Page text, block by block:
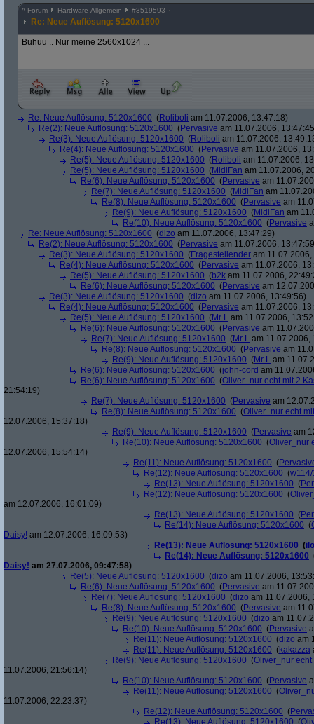
^ Forum Hardware-Allgemein #3519593
Re: Neue Auflösung: 5120x1600
Buhuu .. Nur meine 2560x1024 ...
Re: Neue Auflösung: 5120x1600 (Roliboli am 11.07.2006, 13:47:18)
Re(2): Neue Auflösung: 5120x1600 (Pervasive am 11.07.2006,
Re(3): Neue Auflösung: 5120x1600 (Roliboli am 11.07.2006,
Re(4): Neue Auflösung: 5120x1600 (Pervasive am 11.07.2006,
Re(5): Neue Auflösung: 5120x1600 (Roliboli am 11.07.2006,
Re(5): Neue Auflösung: 5120x1600 (MidiFan am 11.07.2006,
Re(6): Neue Auflösung: 5120x1600 (Pervasive am
Re(7): Neue Auflösung: 5120x1600 (MidiFan am
Re(8): Neue Auflösung: 5120x1600 (Pervasive am
Re(9): Neue Auflösung: 5120x1600 (MidiFan am
Re(10): Neue Auflösung: 5120x1600 (Pervasive
Re: Neue Auflösung: 5120x1600 (dizo am 11.07.2006, 13:47:29)
Re(2): Neue Auflösung: 5120x1600 (Pervasive am 11.07.2006,
Re(3): Neue Auflösung: 5120x1600 (Fragestellender am
Re(4): Neue Auflösung: 5120x1600 (Pervasive am 11.07.2006,
Re(5): Neue Auflösung: 5120x1600 (b2k am 11.07.2006,
Re(6): Neue Auflösung: 5120x1600 (Pervasive am
Re(3): Neue Auflösung: 5120x1600 (dizo am 11.07.2006, 13:49:56)
Re(4): Neue Auflösung: 5120x1600 (Pervasive am 11.07.2006,
Re(5): Neue Auflösung: 5120x1600 (Mr L am 11.07.2006,
Re(6): Neue Auflösung: 5120x1600 (Pervasive am
Re(7): Neue Auflösung: 5120x1600 (Mr L am 11.07.2006,
Re(8): Neue Auflösung: 5120x1600 (Pervasive am
Re(9): Neue Auflösung: 5120x1600 (Mr L am
Re(6): Neue Auflösung: 5120x1600 (john-cord am
Re(6): Neue Auflösung: 5120x1600 (Oliver_nur echt mit 2
21:54:19)
Re(7): Neue Auflösung: 5120x1600 (Pervasive am
Re(8): Neue Auflösung: 5120x1600 (Oliver_nur echt
12.07.2006, 15:37:18)
Re(9): Neue Auflösung: 5120x1600 (Pervasive am
Re(10): Neue Auflösung: 5120x1600 (Oliver_nur
12.07.2006, 15:54:14)
Re(11): Neue Auflösung: 5120x1600 (
Re(12): Neue Auflösung: 5120x1600 (
Re(13): Neue Auflösung: 5120x1600 (
Re(12): Neue Auflösung: 5120x1600 (
am 12.07.2006, 16:01:09)
Re(13): Neue Auflösung: 5120x1600 (
Re(14): Neue Auflösung: 5120x1600 (
Daisy! am 12.07.2006, 16:09:53)
Re(13): Neue Auflösung: 5120x1600 (
Re(14): Neue Auflösung: 5120x1600
Daisy! am 27.07.2006, 09:47:58)
Re(5): Neue Auflösung: 5120x1600 (dizo am 11.07.2006,
Re(6): Neue Auflösung: 5120x1600 (Pervasive am
Re(7): Neue Auflösung: 5120x1600 (dizo am 11.07.2006,
Re(8): Neue Auflösung: 5120x1600 (Pervasive am
Re(9): Neue Auflösung: 5120x1600 (dizo am
Re(10): Neue Auflösung: 5120x1600 (Pervasive
Re(11): Neue Auflösung: 5120x1600 (dizo am
Re(11): Neue Auflösung: 5120x1600 (kakazza
Re(9): Neue Auflösung: 5120x1600 (Oliver_nur
11.07.2006, 21:56:14)
Re(10): Neue Auflösung: 5120x1600 (Pervasive
Re(11): Neue Auflösung: 5120x1600 (
11.07.2006, 22:23:37)
Re(12): Neue Auflösung: 5120x1600 (
Re(13): Neue Auflösung: 5120x1600 (